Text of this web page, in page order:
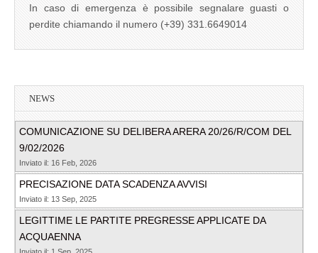
In caso di emergenza è possibile segnalare guasti o
perdite chiamando il numero (+39) 331.6649014
NEWS
COMUNICAZIONE SU DELIBERA ARERA 20/26/R/COM DEL
9/02/2026
Inviato il: 16 Feb, 2026
PRECISAZIONE DATA SCADENZA AVVISI
Inviato il: 13 Sep, 2025
LEGITTIME LE PARTITE PREGRESSE APPLICATE DA
ACQUAENNA